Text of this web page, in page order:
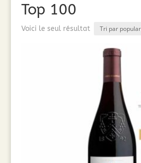
Top 100
Voici le seul résultat